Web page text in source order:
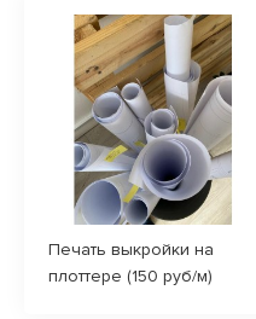
Печать выкройки на
плоттере (150 руб/м)